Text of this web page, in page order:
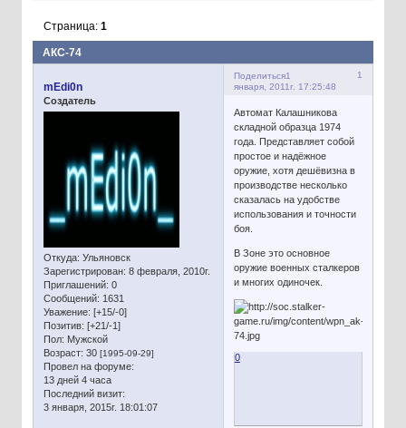
АКС-74
Страница: 1
Поделиться 1
1
января, 2011г. 17:25:48
mEdi0n
Создатель
Откуда: Ульяновск
Зарегистрирован: 8 февраля, 2010г.
Приглашений: 0
Сообщений: 1631
Уважение: [+15/-0]
Позитив: [+21/-1]
Пол: Мужской
Возраст: 30 [1995-09-29]
Провел на форуме:
13 дней 4 часа
Последний визит:
3 января, 2015г. 18:01:07
Автомат Калашникова
складной образца 1974
года. Представляет собой
простое и надёжное
оружие, хотя дешёвизна в
производстве несколько
сказалась на удобстве
использования и точности
боя.
В Зоне это основное
оружие военных сталкеров
и многих одиночек.
0